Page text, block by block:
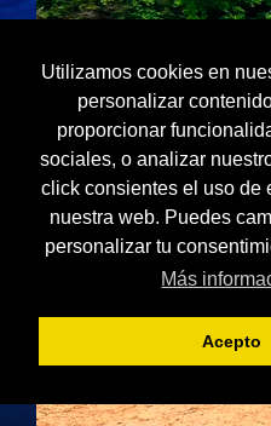
Utilizamos cookies en
personalizar
proporcionar
sociales, o analizar
click consientes el uso de
nuestra web. Puedes
personalizar tu
Más
Acepto